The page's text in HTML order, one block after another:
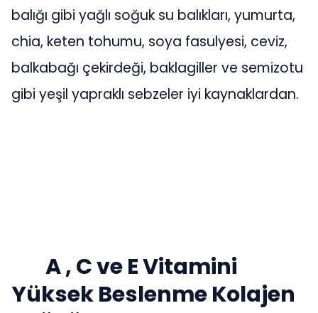
balığı gibi yağlı soğuk su balıkları, yumurta,
chia, keten tohumu, soya fasulyesi, ceviz,
balkabağı çekirdeği, baklagiller ve semizotu
gibi yeşil yapraklı sebzeler iyi kaynaklardan.
A , C ve E Vitamini
Yüksek Beslenme Kolajen